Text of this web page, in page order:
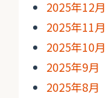
2025年12月
2025年11月
2025年10月
2025年9月
2025年8月